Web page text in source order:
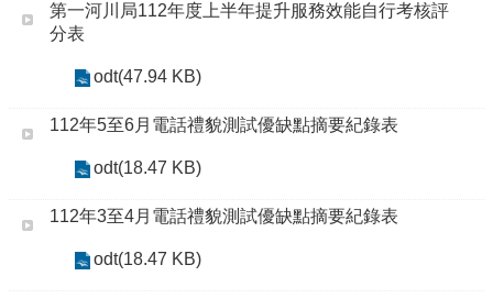
第一河川局112年度上半年提升服務效能自行考核評
分表
odt(47.94 KB)
112年5至6月電話禮貌測試優缺點摘要紀錄表
odt(18.47 KB)
112年3至4月電話禮貌測試優缺點摘要紀錄表
odt(18.47 KB)